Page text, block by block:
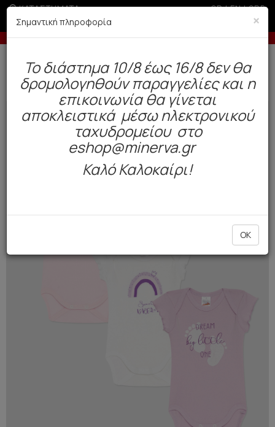
ΚΑΤΑΣΤΗΜΑΤΑ GR|EN|SRB
δόσεις με πιστωτική άνω των 50€ -5% σε
Δωρεάν αποστολή άνω των 49€. Παράδοση σε 3-5 εργάσιμες.
Παιδί Βρέφος Κορίτσι Εσώρουχα
NEW
×
Σημαντική πληροφορία
To διάστημα 10/8 έως 16/8 δεν θα
δρομολογηθούν παραγγελίες και η
επικοινωνία θα γίνεται
αποκλειστικά μέσω ηλεκτρονικού
ταχυδρομείου στο
eshop@minerva.gr
Καλό Καλοκαίρι!
OK